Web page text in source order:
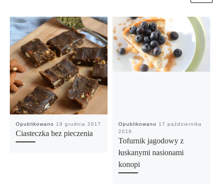
Opublikowano 19 grudnia 2017
Ciasteczka bez pieczenia
Opublikowano
17 października
2016
Tofurnik jagodowy z
łuskanymi nasionami
konopi